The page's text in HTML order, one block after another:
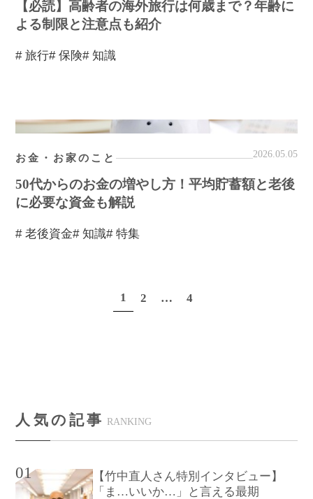
【必読】高齢者の海外旅行は何歳まで？年齢に
よる制限と注意点も紹介
# 旅行# 保険# 知識
お金・お家のこと 2026.05.05
50代からのお金の増やし方！平均貯蓄額と老後
に必要な資金も解説
# 老後資金# 知識# 特集
1 2 … 4
人気の記事 RANKING
01
【竹中直人さん特別インタビュー】
「ま…いいか…」と言える最期